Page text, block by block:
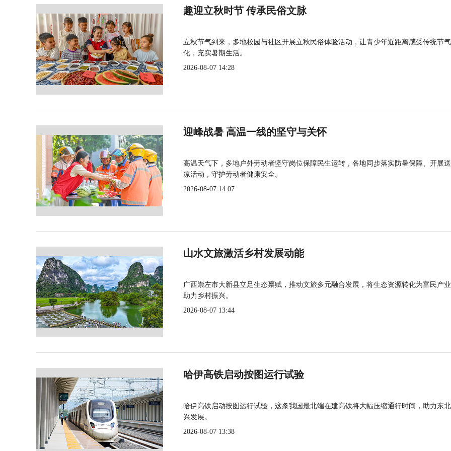
趣迎立秋时节 传承民俗文脉
立秋节气到来，多地校园与社区开展立秋民俗体验活动，让青少年近距离感受传统节
化，充实暑期生活。
2026-08-07 14:28
迎峰战暑 高温一线的坚守与关怀
高温天气下，多地户外劳动者坚守岗位保障民生运转，各地同步落实防暑保障、开展
凉活动，守护劳动者健康安全。
2026-08-07 14:07
山水文旅激活乡村发展动能
广西崇左市大新县立足生态禀赋，推动文旅多元融合发展，将生态资源转化为富民产
助力乡村振兴。
2026-08-07 13:44
哈伊高铁启动按图运行试验
哈伊高铁启动按图运行试验，这条我国最北端在建高铁将大幅压缩通行时间，助力东
兴发展。
2026-08-07 13:38